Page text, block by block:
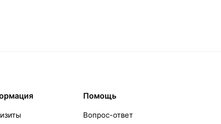
Помощь
Вопрос-ответ